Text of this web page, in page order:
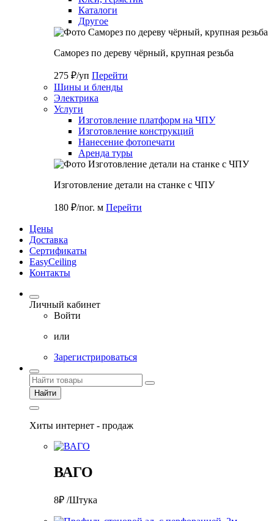
Каталоги
Другое
Саморез по дереву чёрный, крупная резьба
275 ₽/уп Перейти
Шины и бленды
Электрика
Услуги
Изготовление платформ на ЧПУ
Изготовление конструкций
Нанесение фотопечати
Аренда туры
Изготовление детали на станке с ЧПУ
180 ₽/пог. м Перейти
Цены
Доставка
Cертификаты
EasyCeiling
Контакты
Личный кабинет
Войти
или
Зарегистрироваться
Найти
Хиты интернет - продаж
ВАГО
8₽ /Штука